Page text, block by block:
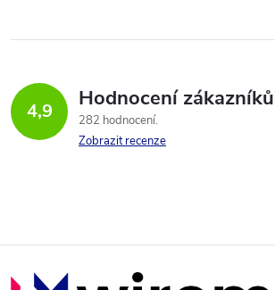
4,9 Hodnocení zákazníků
282 hodnocení
Zobrazit recenze
Z